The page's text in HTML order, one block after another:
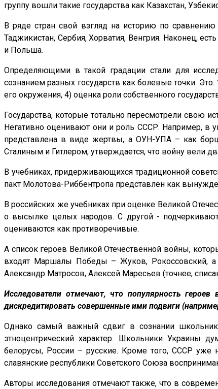
группу вошли такие государства как Казахстан,
В ряде стран свой взгляд на историю по
Таджикистан, Сербия, Хорватия, Венгрия. Наконец,
и Польша.
Определяющими в такой градации стали для
сознанием разных государств как болевые точки.
его окружения, 4) оценка роли собственного
Государства, которые тотально пересмотрели свою
Негативно оценивают они и роль СССР. Например, в
представлена в виде жертвы, а ОУН-УПА – как
Сталиным и Гитлером, утверждается, что войну вели
В учебниках, придерживающихся традиционной
пакт Молотова-Риббентропа представлен как
В российских же учебниках при оценке Великой
о высылке целых народов. С другой -
оцениваются как противоречивые.
А список героев Великой Отечественной войны,
входят Маршалы Победы – Жуков, Рокоссовский, а
Александр Матросов, Алексей Маресьев (точнее,
Исследователи отмечают, что популярность
дискредитировать совершенные ими подвиги
Однако самый важный сдвиг в сознании
этноцентрический характер. Школьники Украины
белорусы, России – русские. Кроме того, СССР уже
славянские республики Советского Союза
Авторы исследования отмечают также, что в